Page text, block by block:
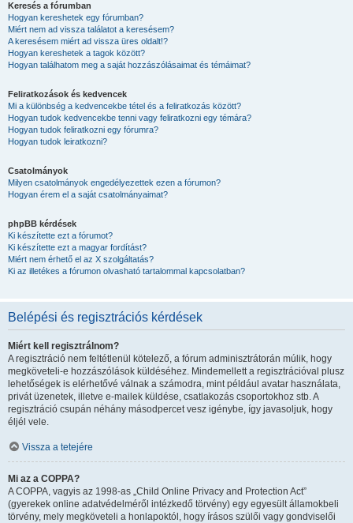
Keresés a fórumban
Hogyan kereshetek egy fórumban?
Miért nem ad vissza találatot a keresésem?
A keresésem miért ad vissza üres oldalt!?
Hogyan kereshetek a tagok között?
Hogyan találhatom meg a saját hozzászólásaimat és témáimat?
Feliratkozások és kedvencek
Mi a különbség a kedvencekbe tétel és a feliratkozás között?
Hogyan tudok kedvencekbe tenni vagy feliratkozni egy témára?
Hogyan tudok feliratkozni egy fórumra?
Hogyan tudok leiratkozni?
Csatolmányok
Milyen csatolmányok engedélyezettek ezen a fórumon?
Hogyan érem el a saját csatolmányaimat?
phpBB kérdések
Ki készítette ezt a fórumot?
Ki készítette ezt a magyar fordítást?
Miért nem érhető el az X szolgáltatás?
Ki az illetékes a fórumon olvasható tartalommal kapcsolatban?
Belépési és regisztrációs kérdések
Miért kell regisztrálnom?
A regisztráció nem feltétlenül kötelező, a fórum adminisztrátorán múlik, hogy
megköveteli-e hozzászólások küldéséhez. Mindemellett a regisztrációval plusz
lehetőségek is elérhetővé válnak a számodra, mint például avatar használata,
privát üzenetek, illetve e-mailek küldése, csatlakozás csoportokhoz stb. A
regisztráció csupán néhány másodpercet vesz igénybe, így javasoljuk, hogy
éljél vele.
Vissza a tetejére
Mi az a COPPA?
A COPPA, vagyis az 1998-as „Child Online Privacy and Protection Act”
(gyerekek online adatvédelméről intézkedő törvény) egy egyesült államokbeli
törvény, mely megköveteli a honlapoktól, hogy írásos szülői vagy gondviselői